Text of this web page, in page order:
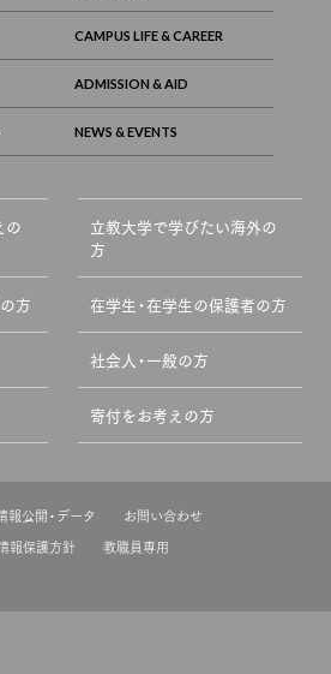
の
立教大学で学びたい海外の
方
方 在学生・在学生の保護者の方
社会人・一般の方
寄付をお考えの方
報公開・データ
お問い合わせ
報保護方針
教職員専用